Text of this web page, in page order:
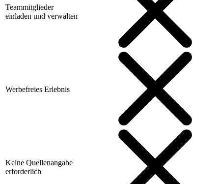
Teammitglieder
einladen und verwalten
Werbefreies Erlebnis
Keine Quellenangabe
erforderlich